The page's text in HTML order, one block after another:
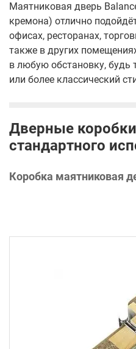
Маятниковая дверь
кремона) отлично
офисах, ресторанах,
также в других
в любую обстановку, будь
или более классический
Дверные
стандартного
Коробка маятниковая